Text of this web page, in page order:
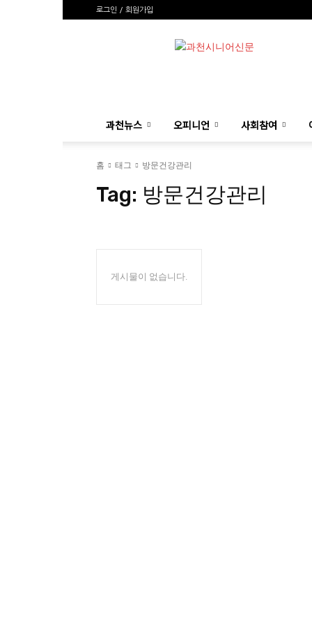
로그인 / 회원가입
과
신
과천뉴스 오피니언 사회참여
홈 태그 방문건강관리
Tag: 방문건강관리
게시물이 없습니다.